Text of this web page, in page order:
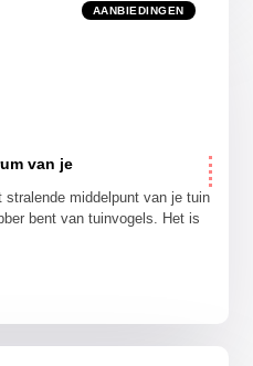
AANBIEDINGEN
van je
middelpunt van je tuin
bent van tuinvogels. Het is